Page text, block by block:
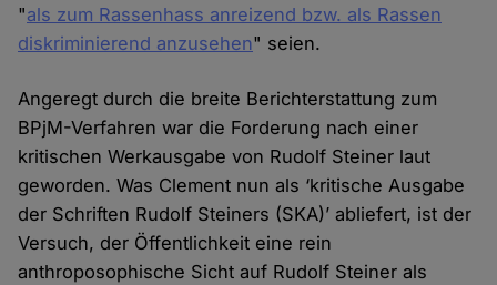
"als zum Rassenhass anreizend bzw. als Rassen
diskriminierend anzusehen" seien.
Angeregt durch die breite Berichterstattung zum
BPjM-Verfahren war die Forderung nach einer
kritischen Werkausgabe von Rudolf Steiner laut
geworden. Was Clement nun als ‘kritische Ausgabe
der Schriften Rudolf Steiners (SKA)’ abliefert, ist der
Versuch, der Öffentlichkeit eine rein
anthroposophische Sicht auf Rudolf Steiner als